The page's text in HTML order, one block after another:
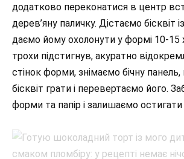
додатково переконатися в центр
дерев’яну паличку. Дістаємо бісквіт
даємо йому охолонути у формі 10-15
трохи підстигнув, акуратно
стінок форми, знімаємо бічну
бісквіт грати і перевертаємо його.
форми та папір і залишаємо